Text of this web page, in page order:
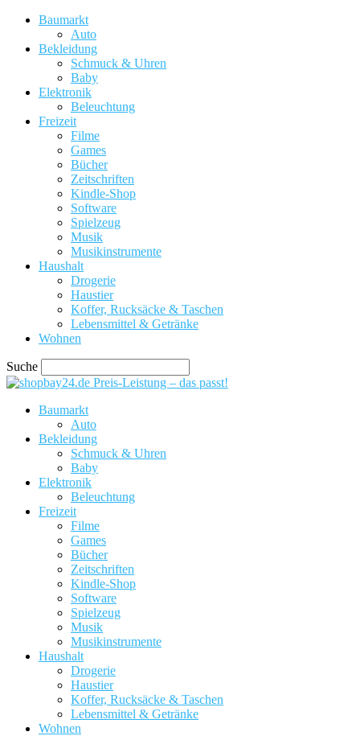
Baumarkt
Auto
Bekleidung
Schmuck & Uhren
Baby
Elektronik
Beleuchtung
Freizeit
Filme
Games
Bücher
Zeitschriften
Kindle-Shop
Software
Spielzeug
Musik
Musikinstrumente
Haushalt
Drogerie
Haustier
Koffer, Rucksäcke & Taschen
Lebensmittel & Getränke
Wohnen
Suche
Preis-Leistung – das passt!
Baumarkt
Auto
Bekleidung
Schmuck & Uhren
Baby
Elektronik
Beleuchtung
Freizeit
Filme
Games
Bücher
Zeitschriften
Kindle-Shop
Software
Spielzeug
Musik
Musikinstrumente
Haushalt
Drogerie
Haustier
Koffer, Rucksäcke & Taschen
Lebensmittel & Getränke
Wohnen